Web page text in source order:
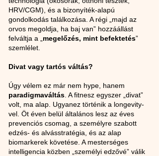
HRV/CGM), és a bizonyíték-alapú
gondolkodás találkozása. A régi „majd az
orvos megoldja, ha baj van” hozzáállást
felváltja a „ megelőzés, mint befektetés”
szemlélet.
Divat vagy tartós váltás?
Úgy vélem ez már nem hype, hanem
paradigmaváltás . A fitnesz egyszer „divat”
volt, ma alap. Ugyanez történik a longevity-
vel. Öt éven belül általános lesz az éves
prevenciós csomag, a személyre szabott
edzés- és alvásstratégia, és az alap
biomarkerek követése. A mesterséges
intelligencia közben „személyi edzővé” válik